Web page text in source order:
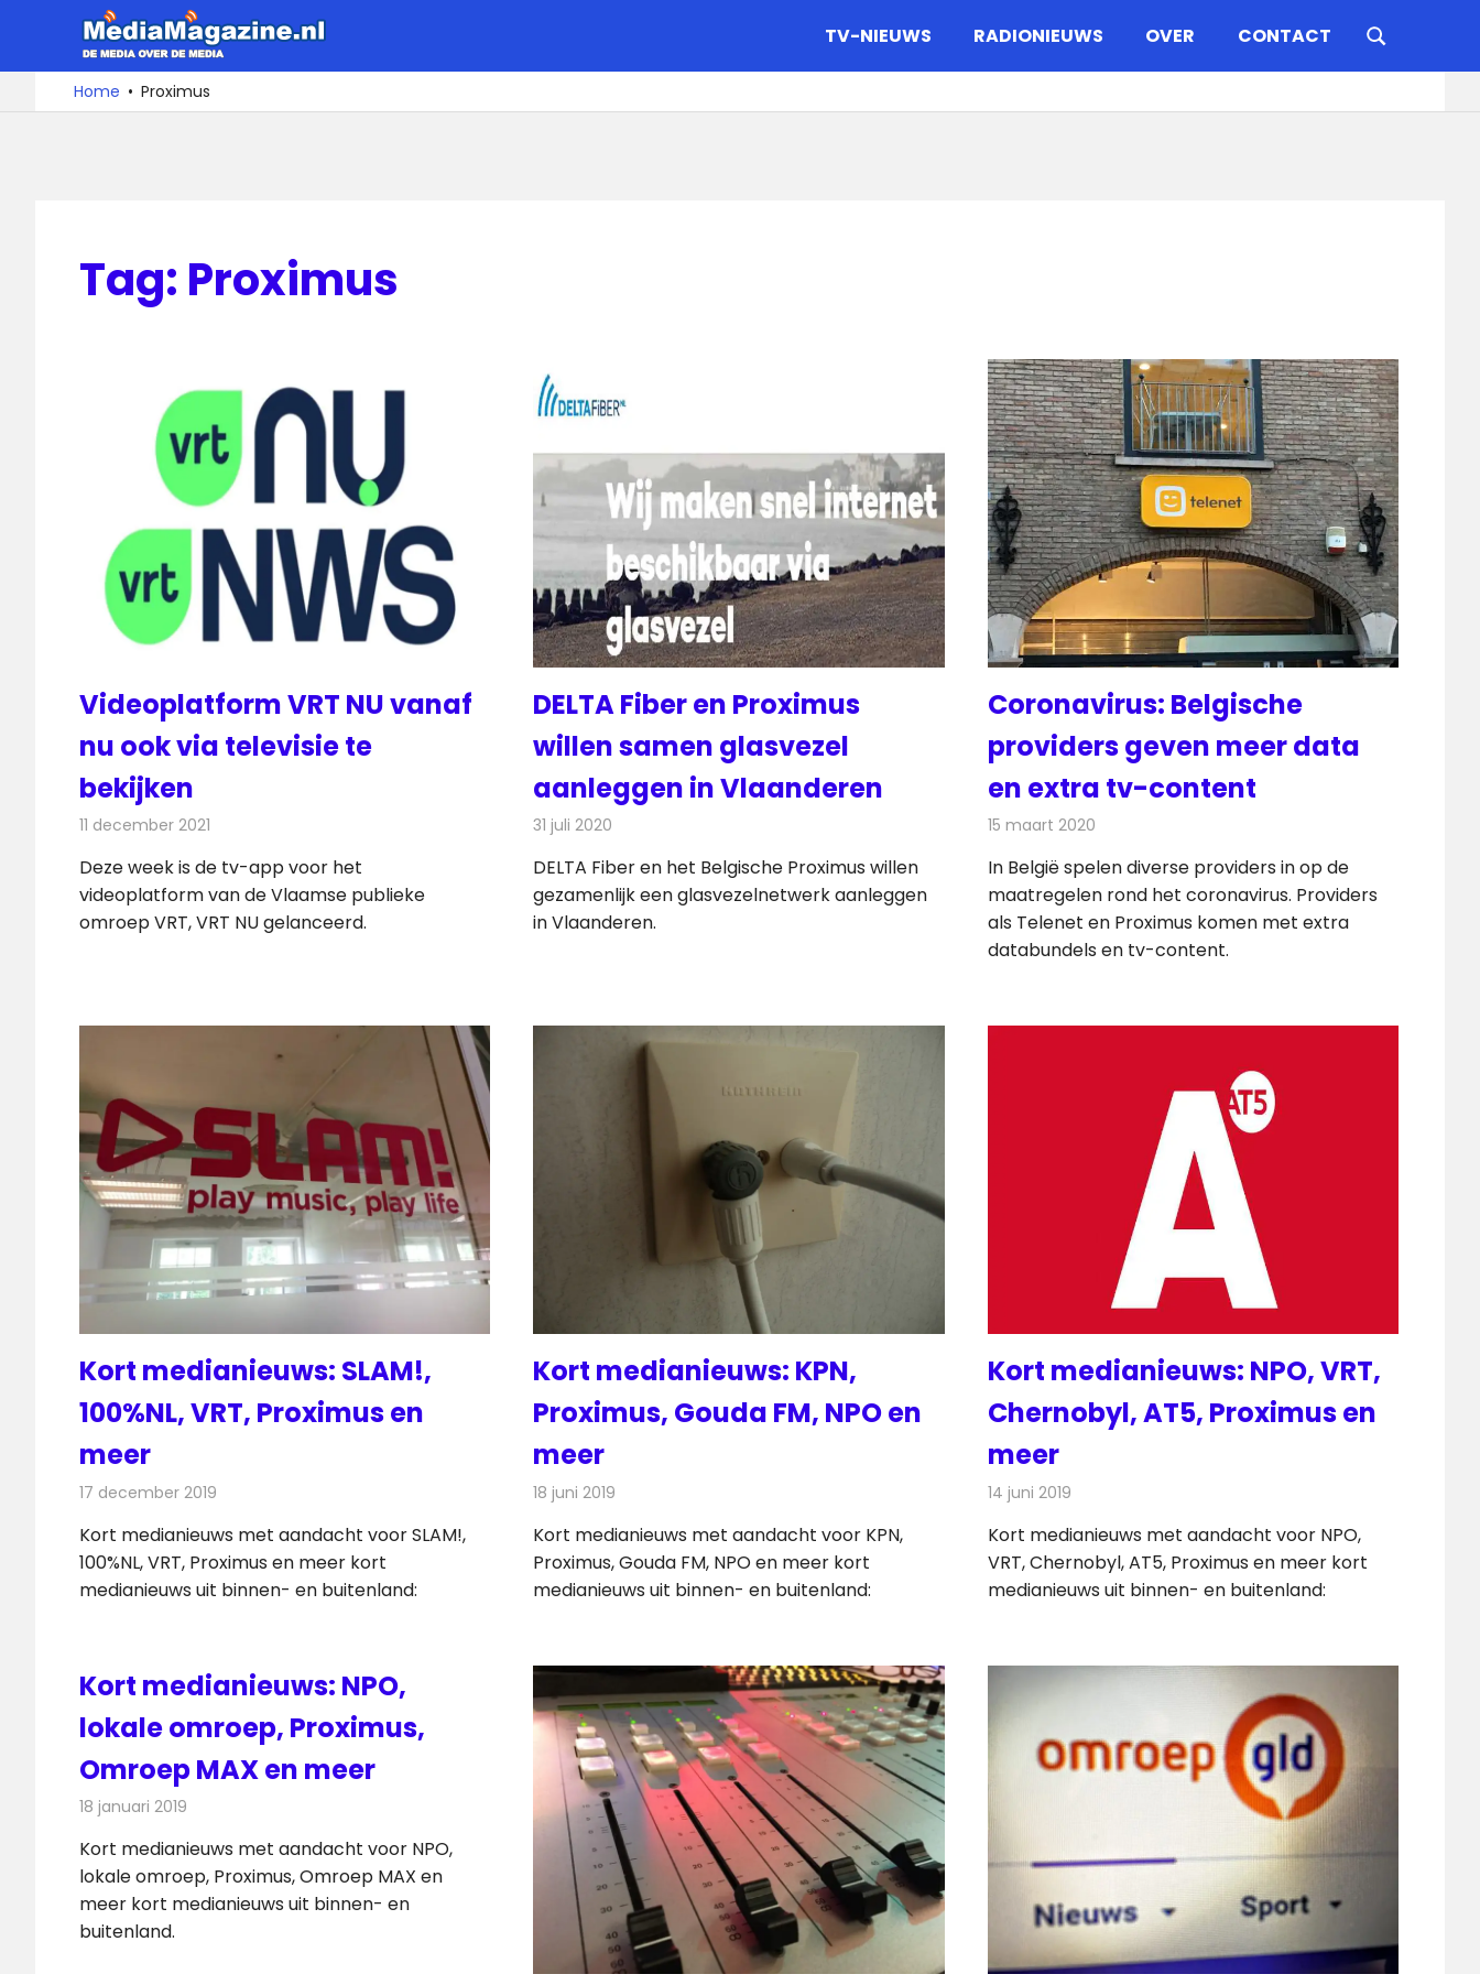
de
De
media
over
TV-NIEUWS RADIONIEUWS OVER CONTACT
Home Proximus
Tag: Proximus
Videoplatform VRT NU vanaf
nu ook via televisie te
bekijken
11 december 2021
Deze week is de tv-app voor het
videoplatform van de Vlaamse publieke
omroep VRT, VRT NU gelanceerd.
DELTA Fiber en Proximus
willen samen glasvezel
aanleggen in Vlaanderen
31 juli 2020
DELTA Fiber en het Belgische Proximus willen
gezamenlijk een glasvezelnetwerk aanleggen
in Vlaanderen.
Coronavirus: Belgische
providers geven meer data
en extra tv-content
15 maart 2020
In België spelen diverse providers in op de
maatregelen rond het coronavirus. Providers
als Telenet en Proximus komen met extra
databundels en tv-content.
Kort medianieuws: SLAM!,
100%NL, VRT, Proximus en
meer
17 december 2019
Kort medianieuws met aandacht voor SLAM!,
100%NL, VRT, Proximus en meer kort
medianieuws uit binnen- en buitenland:
Kort medianieuws: KPN,
Proximus, Gouda FM, NPO en
meer
18 juni 2019
Kort medianieuws met aandacht voor KPN,
Proximus, Gouda FM, NPO en meer kort
medianieuws uit binnen- en buitenland:
Kort medianieuws: NPO, VRT,
Chernobyl, AT5, Proximus en
meer
14 juni 2019
Kort medianieuws met aandacht voor NPO,
VRT, Chernobyl, AT5, Proximus en meer kort
medianieuws uit binnen- en buitenland:
Kort medianieuws: NPO,
lokale omroep, Proximus,
Omroep MAX en meer
18 januari 2019
Kort medianieuws met aandacht voor NPO,
lokale omroep, Proximus, Omroep MAX en
meer kort medianieuws uit binnen- en
buitenland.